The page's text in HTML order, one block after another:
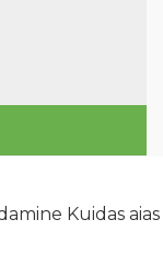
Kuidas aias